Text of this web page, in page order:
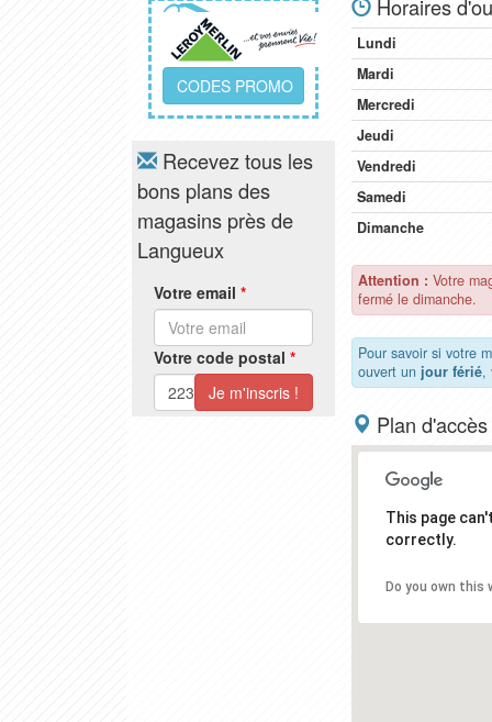
CODES PROMO
Recevez tous les
bons plans des
magasins près de
Langueux
Votre email *
Votre code postal *
Horaires
Lundi
Mardi
Mercredi
Jeudi
Vendredi
Samedi
Dimanche
Attention : Votre
fermé le dimanche.
Pour savoir si votre
ouvert un jour férié,
Plan d'accès
This page
correctly.
Do you own this